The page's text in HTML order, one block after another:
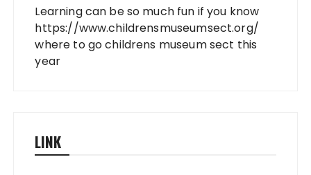
Learning can be so much fun if you know
https://www.childrensmuseumsect.org/
where to go childrens museum sect this
year
LINK